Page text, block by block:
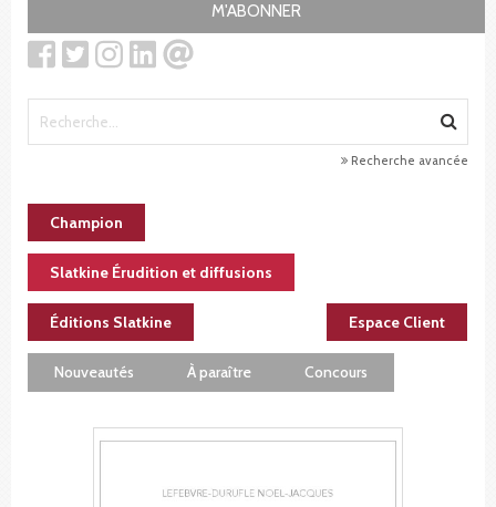
M'ABONNER
Recherche avancée
Champion
Slatkine Érudition et diffusions
Éditions Slatkine Espace Client
Nouveautés À paraître Concours